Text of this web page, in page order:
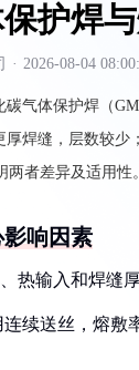
护焊
· 2026-08-04
气体保护焊（
厚焊缝，层数较
者差异及适用性。
响因素
热输入和焊缝
续送丝，熔敷